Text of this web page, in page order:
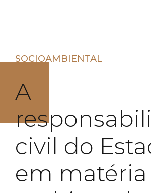
SOCIOAMBIENTAL
A
civil do
em matéria